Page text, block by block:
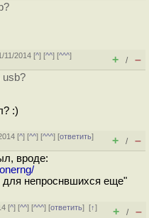
11/2014 [^] [^^] [^^^]
+ / –
usb?
:)
[^] [^^] [^^^] [ответить]
+ / –
вроде:
непроснвшихся еще"
[^] [^^] [^^^] [ответить][↑]
+ / –